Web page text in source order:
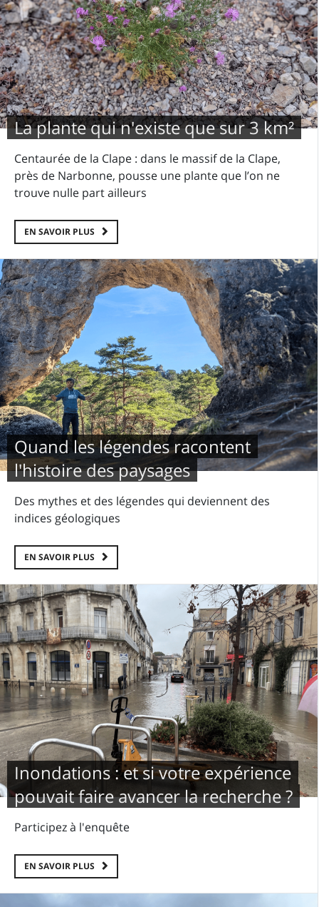
La plante qui n'existe que sur 3 km²
Centaurée de la Clape : dans le massif de la Clape,
près de Narbonne, pousse une plante que l’on ne
trouve nulle part ailleurs
EN SAVOIR PLUS
Quand les légendes racontent
l'histoire des paysages
Des mythes et des légendes qui deviennent des
indices géologiques
EN SAVOIR PLUS
Inondations : et si votre expérience
pouvait faire avancer la recherche ?
Participez à l'enquête
EN SAVOIR PLUS